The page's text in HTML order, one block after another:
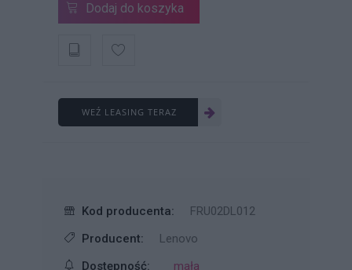
Dodaj do koszyka
WEŹ LEASING TERAZ
Kod producenta:
FRU02DL012
Producent:
Lenovo
Dostępność:
mała